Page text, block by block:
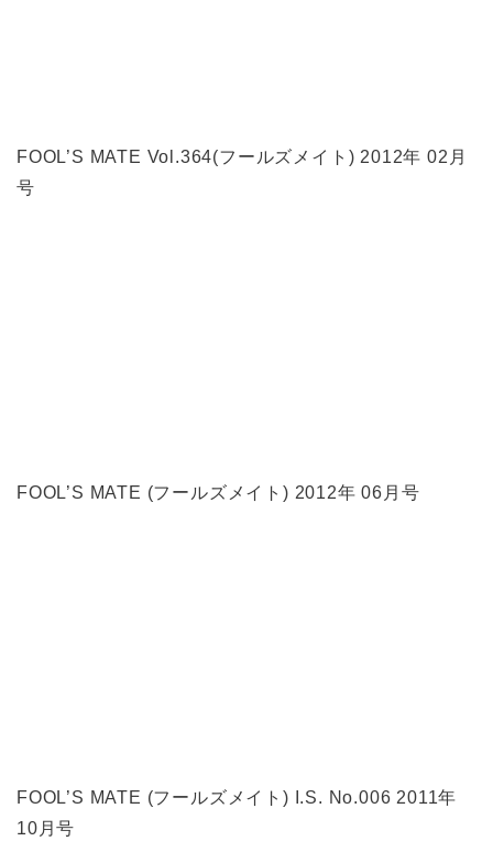
FOOL’S MATE Vol.364(フールズメイト) 2012年 02月
号
FOOL’S MATE (フールズメイト) 2012年 06月号
FOOL’S MATE (フールズメイト) I.S. No.006 2011年
10月号